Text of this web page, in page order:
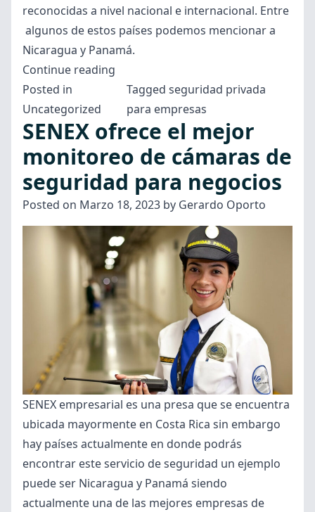
reconocidas a nivel nacional e internacional. Entre
algunos de estos países podemos mencionar a
Nicaragua y Panamá.
Continue reading
SENEX?
Sus
beneficios
para
Empresa
de
seguridad
privada”
Posted in
Uncategorized
Tagged seguridad privada
para empresas
SENEX ofrece el mejor
monitoreo de cámaras de
seguridad para negocios
Posted on Marzo 18, 2023 by Gerardo Oporto
SENEX empresarial es una presa que se encuentra
ubicada mayormente en Costa Rica sin embargo
hay países actualmente en donde podrás
encontrar este servicio de seguridad un ejemplo
puede ser Nicaragua y Panamá siendo
actualmente una de las mejores empresas de